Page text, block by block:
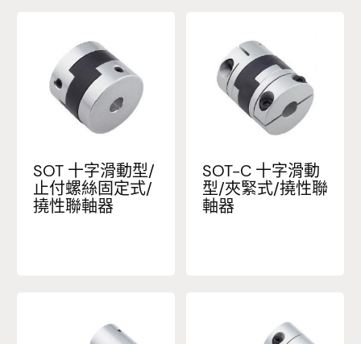
SOT 十字滑動型/
止付螺絲固定式/
撓性聯軸器
SOT-C 十字滑動
型/夾緊式/撓性聯
軸器